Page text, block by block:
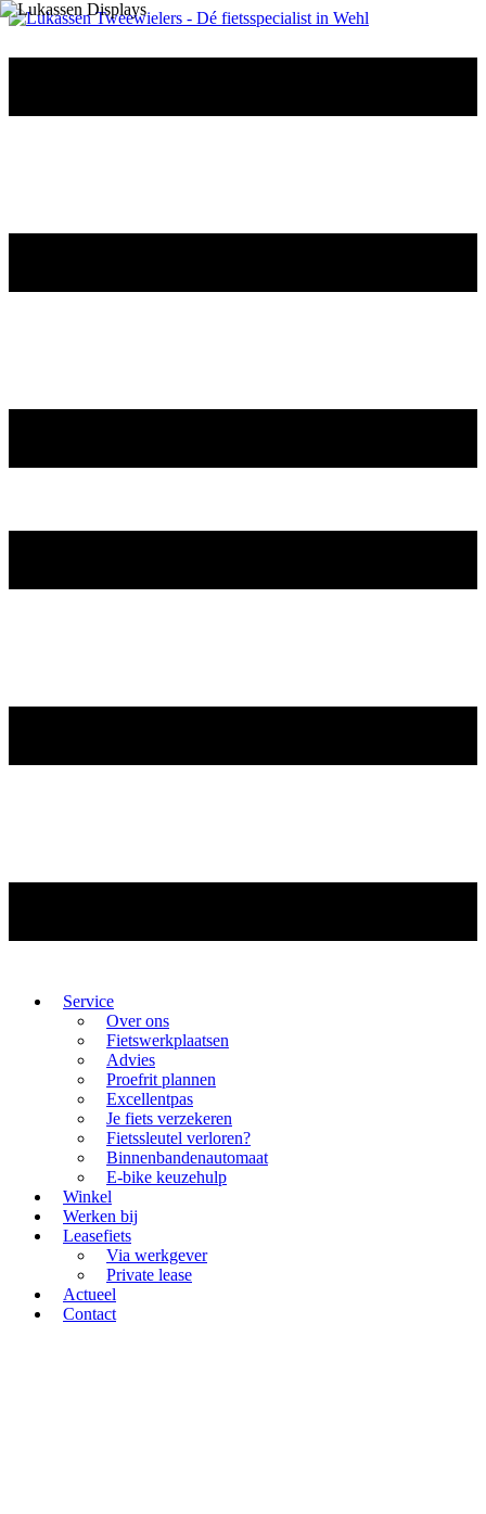
Service
Over ons
Fietswerkplaatsen
Advies
Proefrit plannen
Excellentpas
Je fiets verzekeren
Fietssleutel verloren?
Binnenbandenautomaat
E-bike keuzehulp
Winkel
Werken bij
Leasefiets
Via werkgever
Private lease
Actueel
Contact